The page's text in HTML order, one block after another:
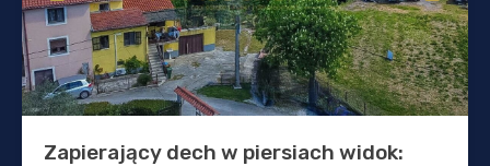
Zapierający dech w piersiach widok: